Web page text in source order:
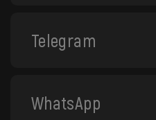
Telegram
WhatsApp